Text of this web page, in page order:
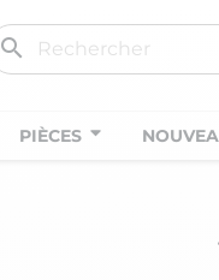
search
PIÈCES